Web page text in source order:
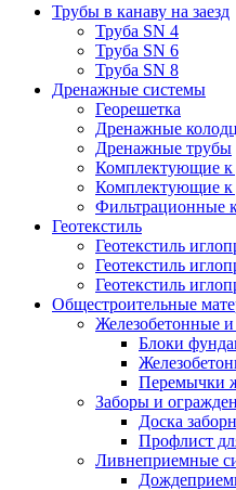
Трубы в канаву на заезд
Труба SN 4
Труба SN 6
Труба SN 8
Дренажные системы
Георешетка
Дренажные
Дренажные трубы
Комплектующие
Комплектующие
Фильтрационные
Геотекстиль
Геотекстиль
Геотекстиль
Геотекстиль
Общестроительные
Железобетонные
Блоки
Перемычки
Заборы и
Доска
Профлист
Ливнеприемные